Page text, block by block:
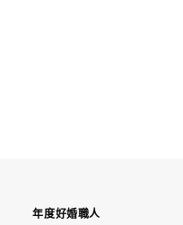
年度好婚職人